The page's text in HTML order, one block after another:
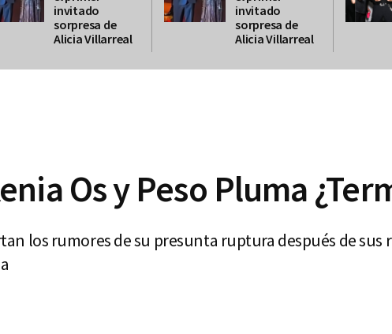
invitado
sorpresa de
Alicia Villarreal
invitado
sorpresa de
Alicia Villarreal
Os y Peso Pluma
los rumores de su presunta ruptura después de sus